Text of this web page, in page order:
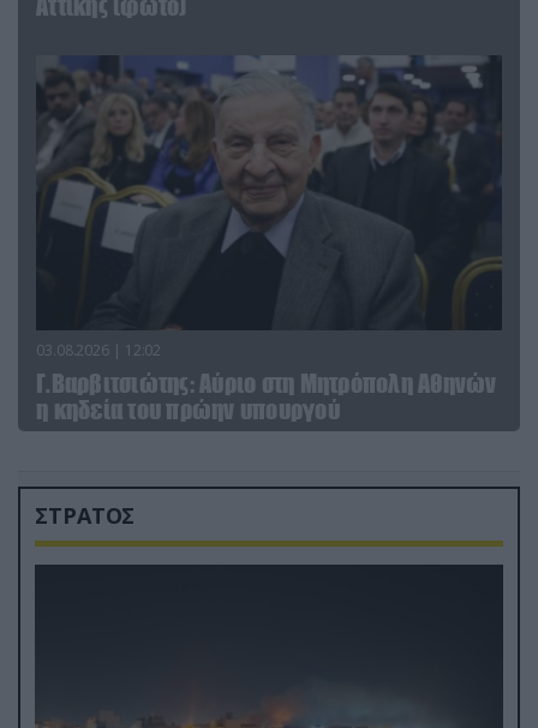
03.08.2026 | 12:02
Γ.Βαρβιτσιώτης: Aύριο στη Μητρόπολη Αθηνών
η κηδεία του πρώην υπουργού
ΣΤΡΑΤΟΣ